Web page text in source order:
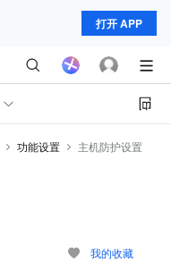
打开 APP
功能设置 主机防护设置
我的收藏